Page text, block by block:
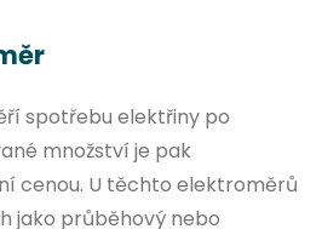
spotřebu elektřiny po
množství je pak
cenou. U těchto elektroměrů
jako průběhový nebo